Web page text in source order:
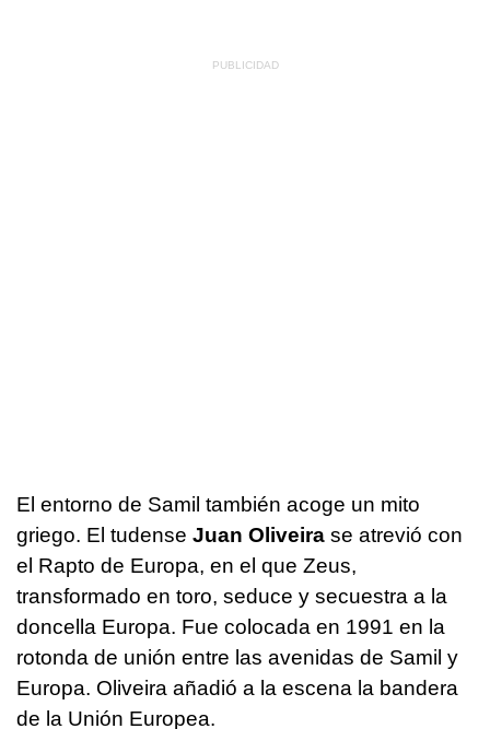
El entorno de Samil también acoge un mito
griego. El tudense Juan Oliveira se atrevió con
el Rapto de Europa, en el que Zeus,
transformado en toro, seduce y secuestra a la
doncella Europa. Fue colocada en 1991 en la
rotonda de unión entre las avenidas de Samil y
Europa. Oliveira añadió a la escena la bandera
de la Unión Europea.